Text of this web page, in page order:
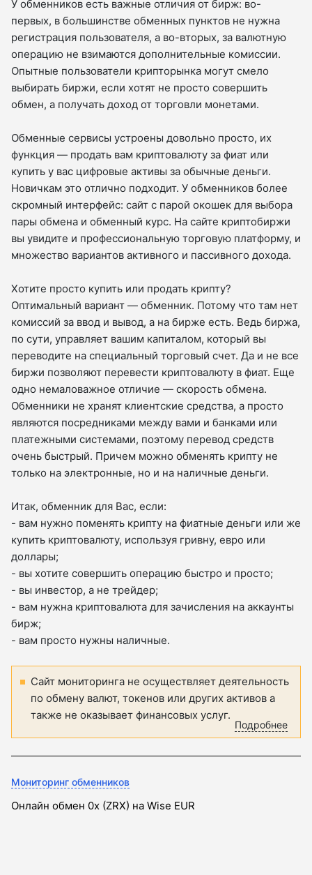
У обменников есть важные отличия от бирж: во-
первых, в большинстве обменных пунктов не нужна
регистрация пользователя, а во-вторых, за валютную
операцию не взимаются дополнительные комиссии.
Опытные пользователи крипторынка могут смело
выбирать биржи, если хотят не просто совершить
обмен, а получать доход от торговли монетами.
Обменные сервисы устроены довольно просто, их
функция — продать вам криптовалюту за фиат или
купить у вас цифровые активы за обычные деньги.
Новичкам это отлично подходит. У обменников более
скромный интерфейс: сайт с парой окошек для выбора
пары обмена и обменный курс. На сайте криптобиржи
вы увидите и профессиональную торговую платформу, и
множество вариантов активного и пассивного дохода.
Хотите просто купить или продать крипту?
Оптимальный вариант — обменник. Потому что там нет
комиссий за ввод и вывод, а на бирже есть. Ведь биржа,
по сути, управляет вашим капиталом, который вы
переводите на специальный торговый счет. Да и не все
биржи позволяют перевести криптовалюту в фиат. Еще
одно немаловажное отличие — скорость обмена.
Обменники не хранят клиентские средства, а просто
являются посредниками между вами и банками или
платежными системами, поэтому перевод средств
очень быстрый. Причем можно обменять крипту не
только на электронные, но и на наличные деньги.
Итак, обменник для Вас, если:
- вам нужно поменять крипту на фиатные деньги или же
купить криптовалюту, используя гривну, евро или
доллары;
- вы хотите совершить операцию быстро и просто;
- вы инвестор, а не трейдер;
- вам нужна криптовалюта для зачисления на аккаунты
бирж;
- вам просто нужны наличные.
Сайт мониторинга не осуществляет деятельность
по обмену валют, токенов или других активов а
также не оказывает финансовых услуг.
Подробнее
Мониторинг обменников
Онлайн обмен 0x (ZRX) на Wise EUR